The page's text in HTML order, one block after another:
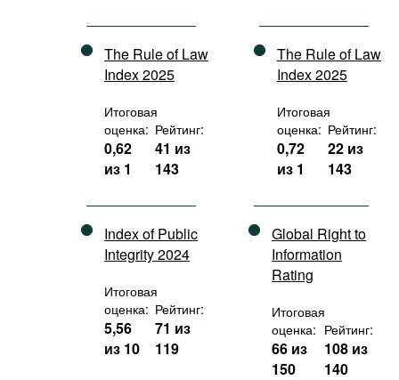
The Rule of Law
Index 2025
Итоговая
оценка:
0,62
из 1
Рейтинг:
41 из
143
Index of Public
Integrity 2024
Итоговая
оценка:
5,56
из 10
Рейтинг:
71 из
119
The Rule of Law
Index 2025
Итоговая
оценка:
0,72
из 1
Рейтинг:
22 из
143
Global Right to
Information
Rating
Итоговая
оценка:
66 из
150
Рейтинг:
108 из
140